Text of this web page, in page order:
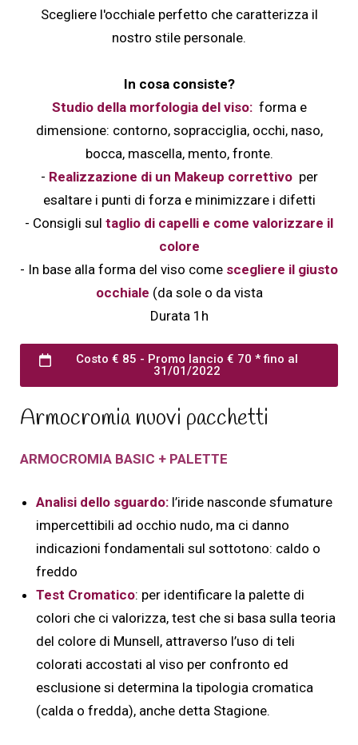
Scegliere l'occhiale perfetto che caratterizza il
nostro stile personale.
In cosa consiste?
Studio della morfologia del viso: forma e
dimensione: contorno, sopracciglia, occhi, naso,
bocca, mascella, mento, fronte.
- Realizzazione di un Makeup correttivo per
esaltare i punti di forza e minimizzare i difetti
- Consigli sul taglio di capelli e come valorizzare il
colore
- In base alla forma del viso come scegliere il giusto
occhiale (da sole o da vista
Durata 1h
Costo € 85 - Promo lancio € 70 * fino al
31/01/2022
Armocromia nuovi pacchetti
ARMOCROMIA BASIC + PALETTE
Analisi dello sguardo: l’iride nasconde sfumature
impercettibili ad occhio nudo, ma ci danno
indicazioni fondamentali sul sottotono: caldo o
freddo
Test Cromatico: per identificare la palette di
colori che ci valorizza, test che si basa sulla teoria
del colore di Munsell, attraverso l’uso di teli
colorati accostati al viso per confronto ed
esclusione si determina la tipologia cromatica
(calda o fredda), anche detta Stagione.